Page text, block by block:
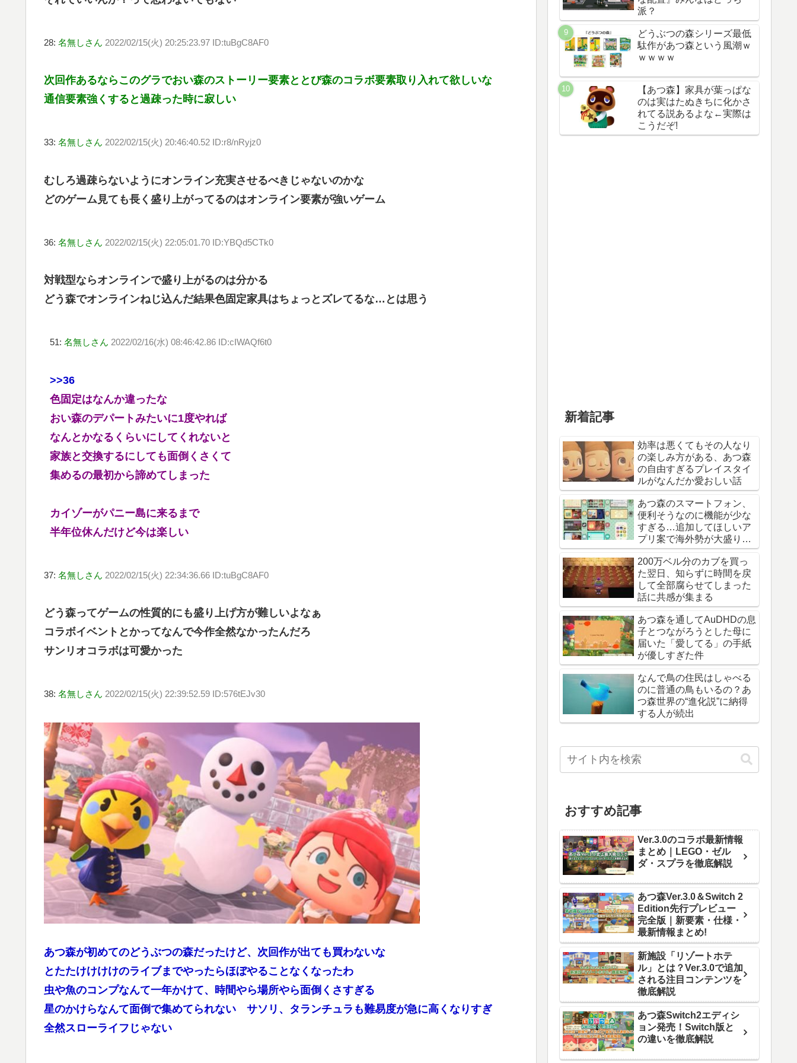
28: 名無しさん 2022/02/15(火) 20:25:23.97 ID:tuBgC8AF0
次回作あるならこのグラでおい森のストーリー要素ととび森のコラボ要素取り入れて欲しいな
通信要素強くすると過疎った時に寂しい
33: 名無しさん 2022/02/15(火) 20:46:40.52 ID:r8/nRyjz0
むしろ過疎らないようにオンライン充実させるべきじゃないのかな
どのゲーム見ても長く盛り上がってるのはオンライン要素が強いゲーム
36: 名無しさん 2022/02/15(火) 22:05:01.70 ID:YBQd5CTk0
対戦型ならオンラインで盛り上がるのは分かる
どう森でオンラインねじ込んだ結果色固定家具はちょっとズレてるな…とは思う
51: 名無しさん 2022/02/16(水) 08:46:42.86 ID:cIWAQf6t0
>>36
色固定はなんか違ったな
おい森のデパートみたいに1度やれば
なんとかなるくらいにしてくれないと
家族と交換するにしても面倒くさくて
集めるの最初から諦めてしまった
カイゾーがパニー島に来るまで
半年位休んだけど今は楽しい
37: 名無しさん 2022/02/15(火) 22:34:36.66 ID:tuBgC8AF0
どう森ってゲームの性質的にも盛り上げ方が難しいよなぁ
コラボイベントとかってなんで今作全然なかったんだろ
サンリオコラボは可愛かった
38: 名無しさん 2022/02/15(火) 22:39:52.59 ID:576tEJv30
あつ森が初めてのどうぶつの森だったけど、次回作が出ても買わないな
とたたけけけけのライブまでやったらほぼやることなくなったわ
虫や魚のコンプなんて一年かけて、時間やら場所やら面倒くさすぎる
星のかけらなんて面倒で集めてられない サソリ、タランチュラも難易度が急に高くなりすぎ
全然スローライフじゃない
派？
どうぶつの森シリーズ最低
駄作があつ森という風潮ｗ
ｗｗｗｗ
【あつ森】家具が葉っぱな
のは実はたぬきちに化かさ
れてる説あるよな←実際は
こうだぞ!
新着記事
効率は悪くてもその人なり
の楽しみ方がある、あつ森
の自由すぎるプレイスタイ
ルがなんだか愛おしい話
あつ森のスマートフォン、
便利そうなのに機能が少な
すぎる…追加してほしいア
プリ案で海外勢が大盛り上
がり
200万ベル分のカブを買っ
た翌日、知らずに時間を戻
して全部腐らせてしまった
話に共感が集まる
あつ森を通してAuDHDの息
子とつながろうとした母に
届いた「愛してる」の手紙
が優しすぎた件
なんで鳥の住民はしゃべる
のに普通の鳥もいるの？あ
つ森世界の“進化説”に納得
する人が続出
おすすめ記事
Ver.3.0のコラボ最新情報
まとめ｜LEGO・ゼル
ダ・スプラを徹底解説
あつ森Ver.3.0＆Switch 2
Edition先行プレビュー
完全版｜新要素・仕様・
最新情報まとめ!
新施設「リゾートホテ
ル」とは？Ver.3.0で追加
される注目コンテンツを
徹底解説
あつ森Switch2エディシ
ョン発売！Switch版と
の違いを徹底解説